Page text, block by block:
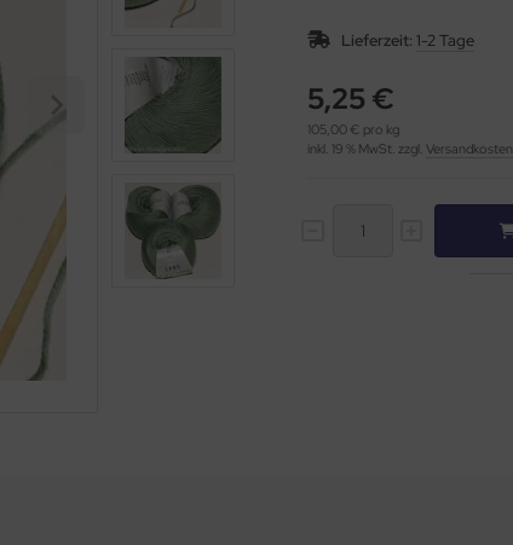
Lieferzeit: 1-2 Tage
5,25 €
105,00 € pro kg
inkl. 19 % MwSt. zzgl. Versandkosten